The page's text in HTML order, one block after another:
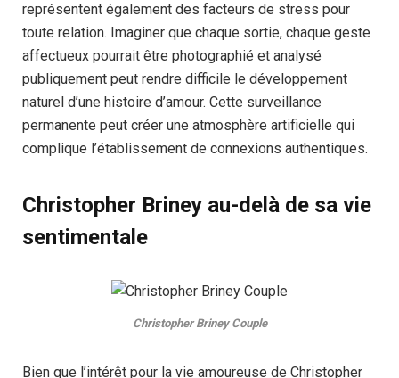
représentent également des facteurs de stress pour
toute relation. Imaginer que chaque sortie, chaque geste
affectueux pourrait être photographié et analysé
publiquement peut rendre difficile le développement
naturel d’une histoire d’amour. Cette surveillance
permanente peut créer une atmosphère artificielle qui
complique l’établissement de connexions authentiques.
Christopher Briney au-delà de sa vie
sentimentale
Christopher Briney Couple
Bien que l’intérêt pour la vie amoureuse de Christopher